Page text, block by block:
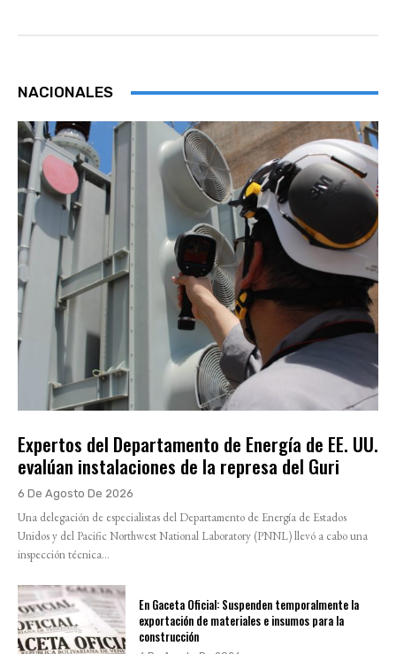
NACIONALES
Expertos del Departamento de Energía de EE. UU.
evalúan instalaciones de la represa del Guri
6 De Agosto De 2026
Una delegación de especialistas del Departamento de Energía de Estados
Unidos y del Pacific Northwest National Laboratory (PNNL) llevó a cabo una
inspección técnica...
En Gaceta Oficial: Suspenden temporalmente la
exportación de materiales e insumos para la
construcción